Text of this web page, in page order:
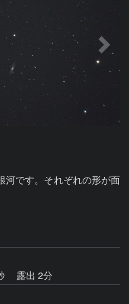
河です。それぞれの形が面
露出 2分